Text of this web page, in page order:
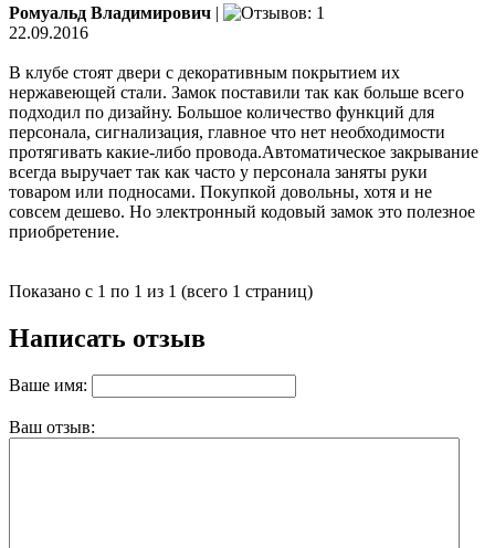
Ромуальд Владимирович |
22.09.2016
В клубе стоят двери с декоративным покрытием их
нержавеющей стали. Замок поставили так как больше всего
подходил по дизайну. Большое количество функций для
персонала, сигнализация, главное что нет необходимости
протягивать какие-либо провода.Автоматическое закрывание
всегда выручает так как часто у персонала заняты руки
товаром или подносами. Покупкой довольны, хотя и не
совсем дешево. Но электронный кодовый замок это полезное
приобретение.
Показано с 1 по 1 из 1 (всего 1 страниц)
Написать отзыв
Ваше имя:
Ваш отзыв: